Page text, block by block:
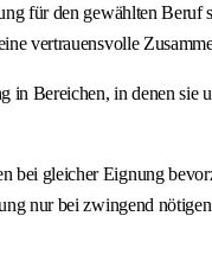
für den gewählten Beruf
vertrauensvolle
Bereichen, in denen sie
bei gleicher Eignung
nur bei zwingend